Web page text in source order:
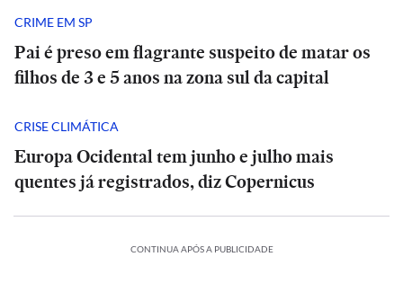
CRIME EM SP
Pai é preso em flagrante suspeito de matar os
filhos de 3 e 5 anos na zona sul da capital
CRISE CLIMÁTICA
Europa Ocidental tem junho e julho mais
quentes já registrados, diz Copernicus
CONTINUA APÓS A PUBLICIDADE